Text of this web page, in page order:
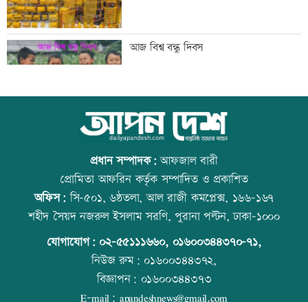
মেসিকে বোমা মেরে উড়িয়ে দেয়ার হুমকি
ব্যাংক এশিয়াতে নিয়োগ বিজ্ঞপ্তি
‘শেখ হাসিনার রাজনৈতিক তৎপরতার দায়
ভারত এড়াতে পারে না’
‘আরেকটি বিশ্বকাপ খেলার সামর্থ্য নেই’
আজ বিশ্ব বন্ধু দিবস
উত্থান-পতনের বাজারে আজ স্বর্ণের ভরি কত
কোরআন-হাদিসে নামাজ না পড়ার শাস্তি
আজ স্বর্ণ-রুপা যে দামে বিক্রি হচ্ছে
প্রধান সম্পাদক:আফজাল বারী
প্রোমিতা আফরিন কর্তৃক সম্পাদিত ও প্রকাশিত
অফিস:সি-৫০১, ৬ষ্ঠতলা, আল রাজী কমপ্লেক্স, ১৬৬-১৬৭
শহীদ সৈয়দ নজরুল ইসলাম সরণি, পুরানা পল্টন, ঢাকা-১০০০
যোগাযোগ: ০২-৫৫১১১৬৬০, ০১৬০০৩৪৪৩৭০-৭১,
নিউজ রুম:০১৬০০৩৪৪৩৭২,
বিজ্ঞাপন: ০১৬০০৩৪৪৩৭৩
E-mail: apandeshnews@gmail.com